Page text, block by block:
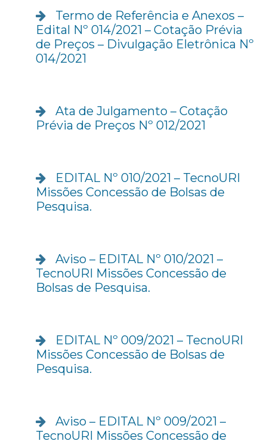
Termo de Referência e Anexos –
Edital Nº 014/2021 – Cotação Prévia
de Preços – Divulgação Eletrônica Nº
014/2021
Ata de Julgamento – Cotação
Prévia de Preços Nº 012/2021
EDITAL Nº 010/2021 – TecnoURI
Missões Concessão de Bolsas de
Pesquisa.
Aviso – EDITAL Nº 010/2021 –
TecnoURI Missões Concessão de
Bolsas de Pesquisa.
EDITAL Nº 009/2021 – TecnoURI
Missões Concessão de Bolsas de
Pesquisa.
Aviso – EDITAL Nº 009/2021 –
TecnoURI Missões Concessão de